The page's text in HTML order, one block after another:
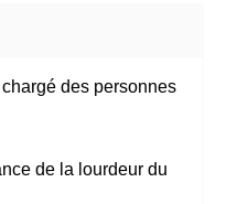
des personnes
de la lourdeur du